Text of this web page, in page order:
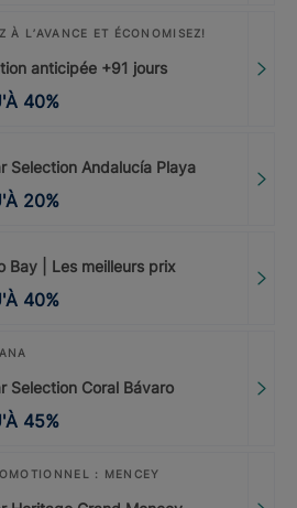
À L’AVANCE ET ÉCONOMISEZ!
anticipée +91 jours
40%
Selection Andalucía Playa
20%
Bay | Les meilleurs prix
40%
Selection Coral Bávaro
45%
: MENCEY